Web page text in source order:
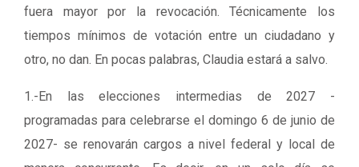
fuera mayor por la revocación. Técnicamente los
tiempos mínimos de votación entre un ciudadano y
otro, no dan. En pocas palabras, Claudia estará a salvo.
1.-En las elecciones intermedias de 2027 -
programadas para celebrarse el domingo 6 de junio de
2027- se renovarán cargos a nivel federal y local de